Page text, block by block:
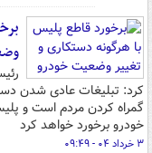
کرد: تبلیغات عادی شدن
گمراه کردن مردم است و
خودرو برخورد خواهد کرد
۳ خرداد ۰۴ - ۰۹:۴۹